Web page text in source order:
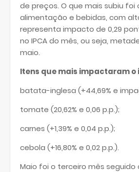
de preços. O que mais subiu foi
alimentação e bebidas, com alta
representa impacto de 0,29
no IPCA do mês, ou seja,
maio.
Itens que mais impactaram o
batata-inglesa (+44,69% e
tomate (20,62% e 0,06 p.p.);
carnes (+1,39% e 0,04 p.p.);
cebola (+16,80% e 0,02 p.p.).
Maio foi o terceiro mês